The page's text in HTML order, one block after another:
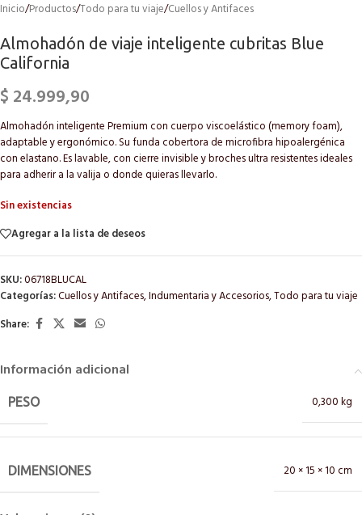
Inicio/Productos/Todo para tu viaje/Cuellos y Antifaces
Almohadón de viaje inteligente cubritas Blue
California
$ 24.999,90
Almohadón inteligente Premium con cuerpo viscoelástico (memory foam),
adaptable y ergonómico. Su funda cobertora de microfibra hipoalergénica
con elastano. Es lavable, con cierre invisible y broches ultra resistentes ideales
para adherir a la valija o donde quieras llevarlo.
Sin existencias
Agregar a la lista de deseos
SKU:06718BLUCAL
Categorías:Cuellos y Antifaces,Indumentaria y Accesorios,Todo para tu viaje
Share:
Información adicional
PESO 0,300 kg
DIMENSIONES 20 × 15 × 10 cm